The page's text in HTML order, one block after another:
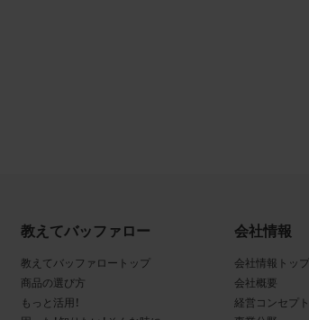
利用できます。当社
用方法以外に商品写真
教えてバッファロー
教えてバッファロートップ
商品の選び方
もっと活用！
会社情報
会社情報トップ
会社概要
経営コンセプト